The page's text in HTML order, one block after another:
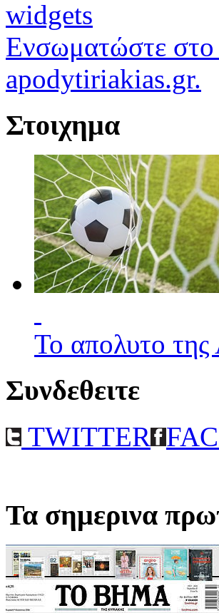
widgets
Ενσωματώστε στο
apodytiriakias.gr.
Στοιχημα
Το απολυτο
Συνδεθειτε
TWITTER
Τα σημερινα